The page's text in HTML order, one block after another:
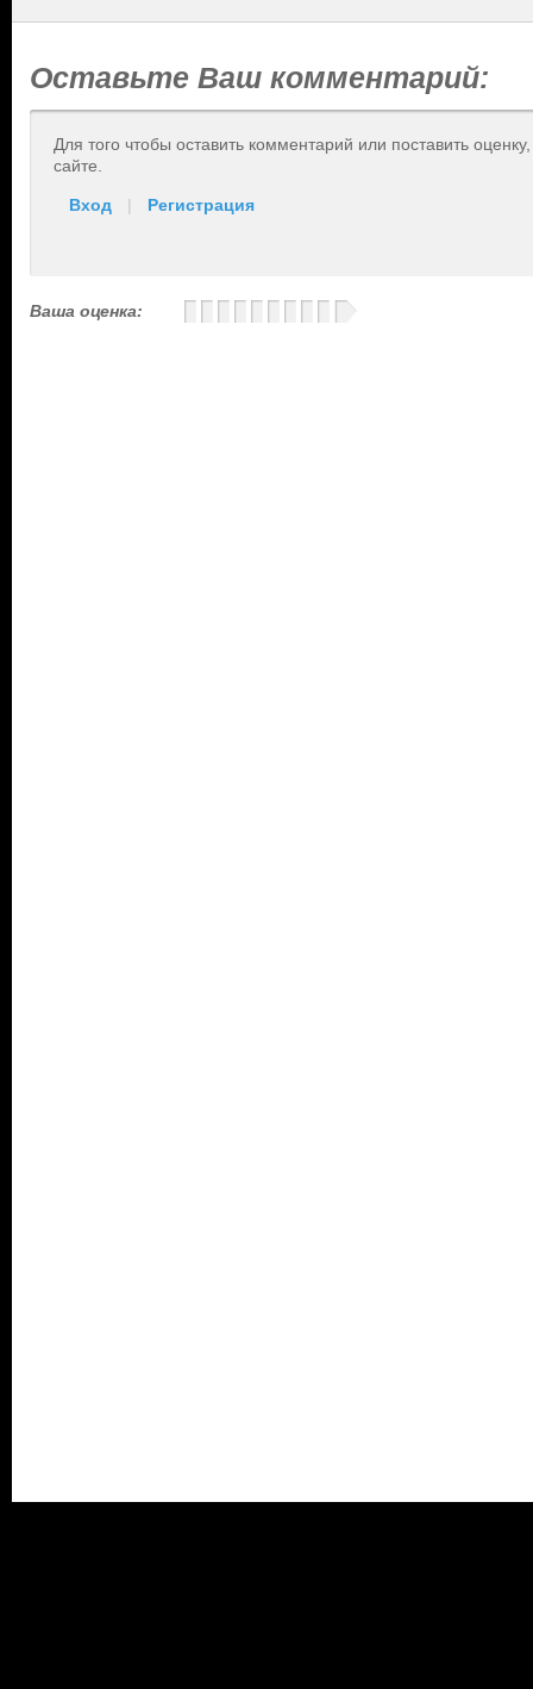
Оставьте Ваш комментарий:
Для того чтобы оставить комментарий или поставить
сайте.
Вход | Регистрация
Ваша оценка: